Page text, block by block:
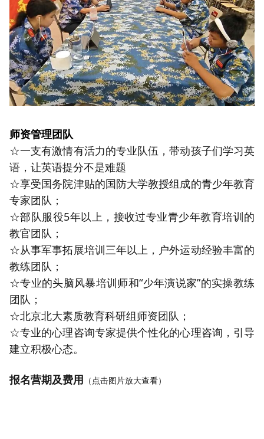
师资管理团队
☆一支有激情有活力的专业队伍，带动孩子们学习英
语，让英语提分不是难题
☆享受国务院津贴的国防大学教授组成的青少年教育
专家团队；
☆部队服役5年以上，接收过专业青少年教育培训的
教官团队；
☆从事军事拓展培训三年以上，户外运动经验丰富的
教练团队；
☆专业的头脑风暴培训师和“少年演说家”的实操教练
团队；
☆北京北大素质教育科研组师资团队；
☆专业的心理咨询专家提供个性化的心理咨询，引导
建立积极心态。
报名营期及费用 （点击图片放大查看）